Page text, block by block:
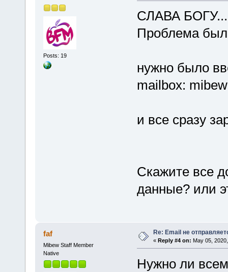
Posts: 19
СЛАВА БОГУ...
Проблема
нужно было
mailbox:
и все сразу
Скажите все
данные? или
faf
Mibew Staff Member
Native
Re: Email не
« Reply #4 on: May 05,
Нужно ли